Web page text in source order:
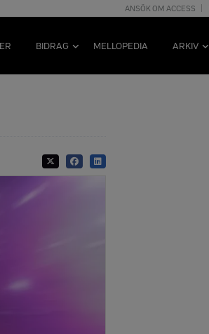
ANSÖK OM ACCESS
BIDRAG MELLOPEDIA ARKIV